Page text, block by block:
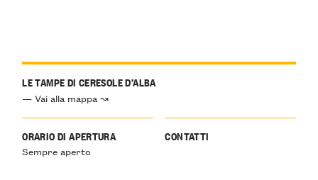
LE TAMPE DI CERESOLE D’ALBA
— Vai alla mappa ↝
ORARIO DI APERTURA
Sempre aperto
CONTATTI